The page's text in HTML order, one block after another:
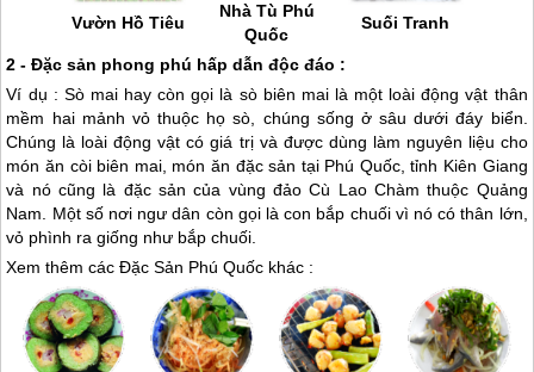
Vườn Hồ Tiêu
Nhà Tù Phú
Quốc
Suối Tranh
2 - Đặc sản phong phú hấp dẫn độc đáo :
Ví dụ : Sò mai hay còn gọi là sò biên mai là một loài động vật thân
mềm hai mảnh vỏ thuộc họ sò, chúng sống ở sâu dưới đáy biển.
Chúng là loài động vật có giá trị và được dùng làm nguyên liệu cho
món ăn còi biên mai, món ăn đặc sản tại Phú Quốc, tỉnh Kiên Giang
và nó cũng là đặc sản của vùng đảo Cù Lao Chàm thuộc Quảng
Nam. Một số nơi ngư dân còn gọi là con bắp chuối vì nó có thân lớn,
vỏ phình ra giống như bắp chuối.
Xem thêm các Đặc Sản Phú Quốc khác :